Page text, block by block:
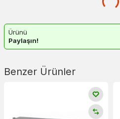
Ürünü
Paylaşın!
Benzer Ürünler